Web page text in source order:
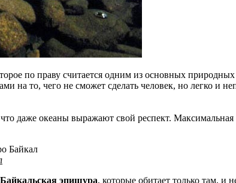
по праву считается одним из основных
на то, чего не сможет сделать человек, но легко и
даже океаны выражают свой респект.
Байкальская эпишура, которые обитает только там, и